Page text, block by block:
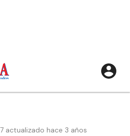
actualizado hace 3 años